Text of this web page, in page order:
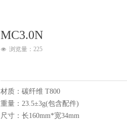
MC3.0N
材质：碳纤维 T800
重量：23.5±3g(包含配件)
尺寸：长160mm*宽34mm
넶 浏览量： 225